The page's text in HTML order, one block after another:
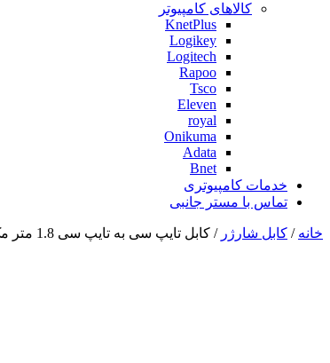
کالاهای کامپیوتر
KnetPlus
Logikey
Logitech
Rapoo
Tsco
Eleven
royal
Onikuma
Adata
Bnet
خدمات کامپیوتری
تماس با مستر جانبی
خانه / کابل شارژر / کابل تایپ سی به تایپ سی 1.8 متر مک دودو Mcdodo CA-3401